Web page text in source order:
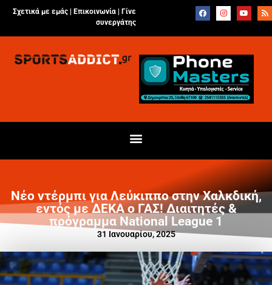
Σχετικά με εμάς | Επικοινωνία
Γίνε
συνεργάτης
Νέο ντέρμπι για Λεύκιππο στην Χαλκδική,
εντός με ΔΕΚΑ ο ΓΑΣ! Διαιτητές &
πρόγραμμα National League 1
31 Ιανουαρίου, 2025